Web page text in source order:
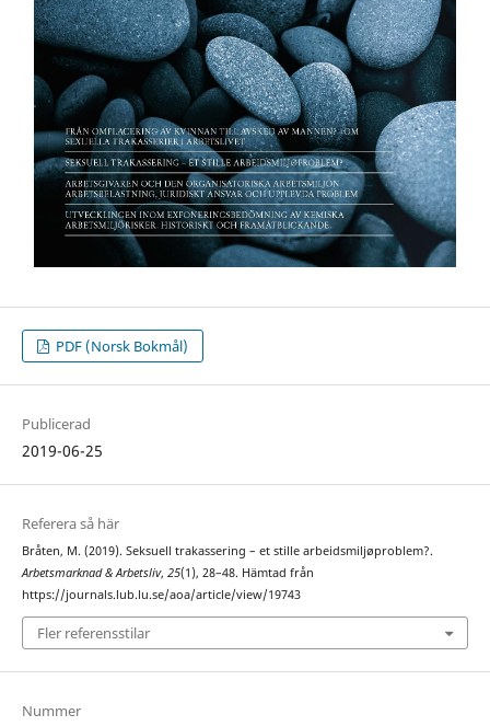
PDF (Norsk Bokmål)
Publicerad
2019-06-25
Referera så här
Bråten, M. (2019). Seksuell trakassering – et stille arbeidsmiljøproblem?.
Arbetsmarknad & Arbetsliv, 25(1), 28–48. Hämtad från
https://journals.lub.lu.se/aoa/article/view/19743
Fler referensstilar
Nummer